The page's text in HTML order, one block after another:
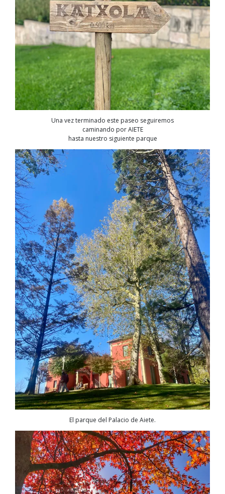
Una vez terminado este paseo seguiremos
caminando por AIETE
hasta nuestro siguiente parque
El parque del Palacio de Aiete.